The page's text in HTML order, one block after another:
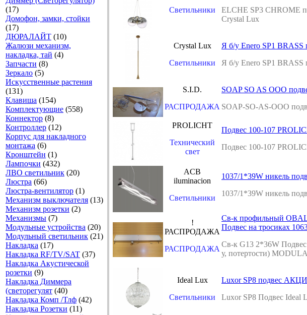
(17)
Домофон, замки, стойки
(17)
ДЮРАЛАЙТ (10)
Жалюзи механизм,
накладка, тай (4)
Запчасти (8)
Зеркало (5)
Искусственные растения
(131)
Клавиша (154)
Комплектующие (558)
Коннектор (8)
Контроллер (12)
Корпус для накладного
монтажа (6)
Кронштейн (1)
Лампочки (432)
ЛВО светильник (20)
Люстра (66)
Люстра-вентилятор (1)
Механизм выключателя (13)
Механизм розетки (2)
Механизмы (7)
Модульные устройства (20)
Модульный светильник (21)
Накладка (17)
Накладка RF/TV/SAT (37)
Накладка Акустической
розетки (9)
Накладка Диммера
(светорегулят (40)
Накладка Комп /Тлф (42)
Накладка Розетки (11)
Светильники
ELCHE SP3 CHROME
Crystal Lux
Crystal Lux
Светильники
Я б/у Enero SP1 BRASS
Я б/у Enero SP1 BRASS
S.I.D.
РАСПРОДАЖА
SOAP SO AS OOO
SOAP-SO-AS-OOO
PROLICHT
Технический
свет
Подвес 100-107
Подвес 100-107
ACB
iluminacion
Светильники
1037/1*39W никель
1037/1*39W никель
!
РАСПРОДАЖА
РАСПРОДАЖА
Св-к профильный
Подвес на тросиках
Св-к G13 2*36W
у, потертости)
Ideal Lux
Светильники
Luxor SP8 подвес
Luxor SP8 Подвес Ideal